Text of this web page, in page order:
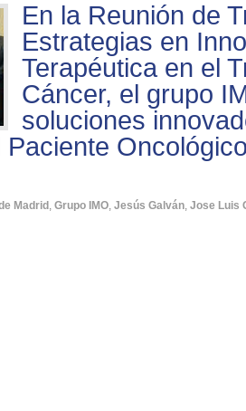
En la Reunión de
Estrategias en
Terapéutica en el
Cáncer, el grupo
soluciones
Paciente
Madrid , Grupo IMO, Jesús Galván, Jose Luis